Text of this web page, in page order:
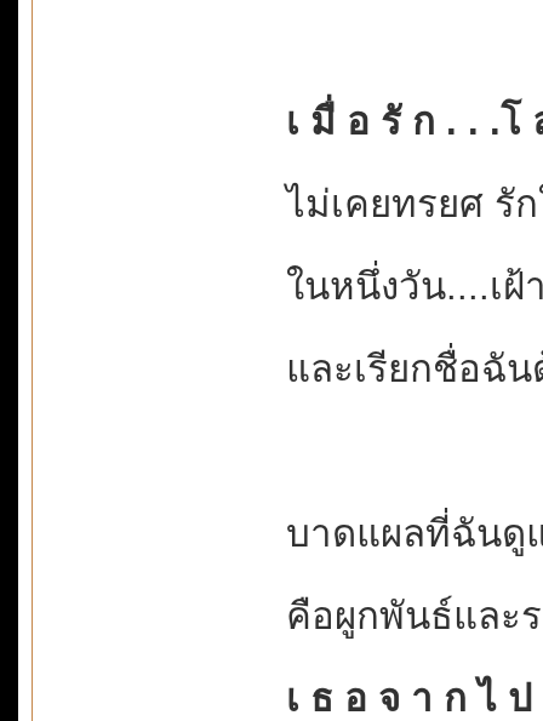
เ มื่ อ รั ก . . .
ไม่เคยทรยศ รั
ในหนึ่งวัน....เฝ้
และเรียกชื่อฉั
บาดแผลที่ฉันดู
คือผูกพันธ์และ
เ ธ อ จ า ก ไ